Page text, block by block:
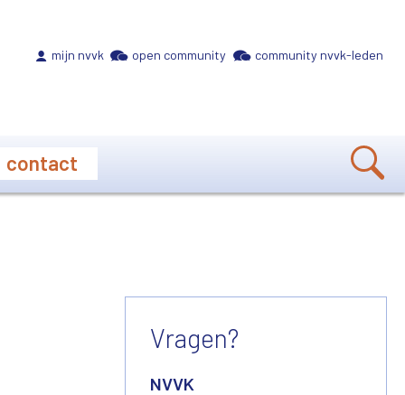
mijn nvvk open community community nvvk-leden
contact
Vragen?
NVVK